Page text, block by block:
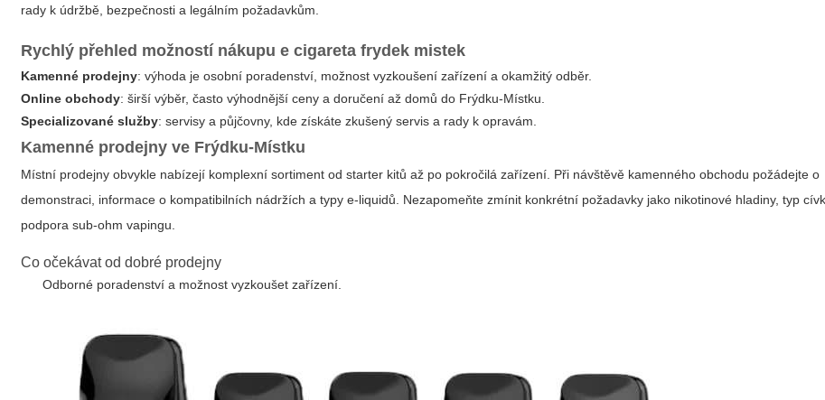
rady k údržbě, bezpečnosti a legálním požadavkům.
Rychlý přehled možností nákupue cigareta frydek mistek
Kamenné prodejny: výhoda je osobní poradenství, možnost vyzkoušení zařízení a okamžitý odběr.
Online obchody: širší výběr, často výhodnější ceny a doručení až domů do Frýdku-Místku.
Specializované služby: servisy a půjčovny, kde získáte zkušený servis a rady k opravám.
Kamenné prodejny ve Frýdku-Místku
Místní prodejny obvykle nabízejí komplexní sortiment od starter kitů až po pokročilá zařízení. Při návštěvě kamenného obchodu požádejte o
demonstraci, informace o kompatibilních nádržích a typy e-liquidů. Nezapomeňte zmínit konkrétní požadavky jako nikotinové hladiny, typ
podpora sub-ohm vapingu.
Co očekávat od dobré prodejny
Odborné poradenství a možnost vyzkoušet zařízení.